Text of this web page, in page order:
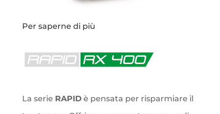
Per saperne di più
La serie RAPIDè pensata per risparmiare il